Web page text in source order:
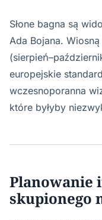
Słone bagna są
Ada Bojana.
europejskie
wczesnoporanna
które byłyby
skupionego